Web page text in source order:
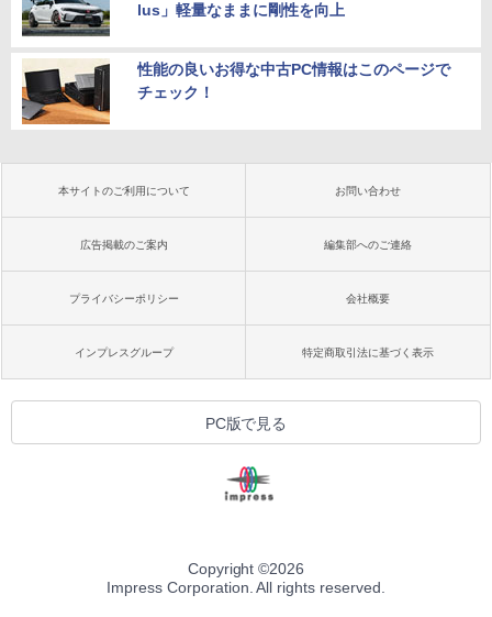
lus」軽量なままに剛性を向上
性能の良いお得な中古PC情報はこのページで
チェック！
本サイトのご利用について お問い合わせ
広告掲載のご案内 編集部へのご連絡
プライバシーポリシー 会社概要
インプレスグループ 特定商取引法に基づく表示
PC版で見る
Copyright ©2026
Impress Corporation. All rights reserved.